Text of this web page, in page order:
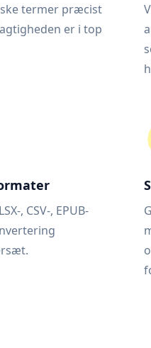
termer præcist
er i top
, CSV-, EPUB-